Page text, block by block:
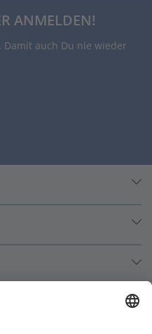
ANMELDEN!
auch Du nie wieder